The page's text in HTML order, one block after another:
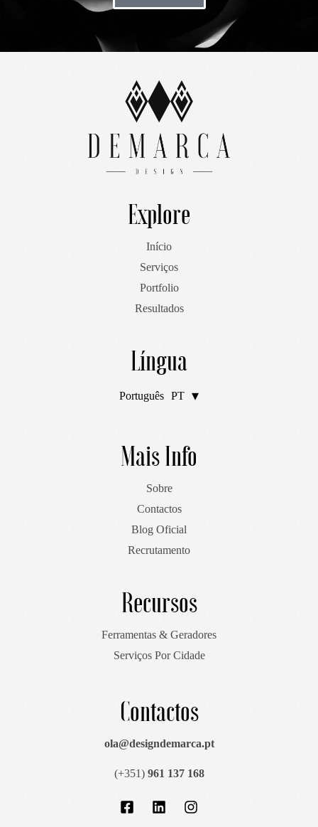
Explore
Início
Serviços
Portfolio
Resultados
Língua
Português PT
English EN
Mais Info
Sobre
Contactos
Blog Oficial
Recrutamento
Recursos
Ferramentas & Geradores
Serviços Por Cidade
Contactos
ola@designdemarca.pt
(+351) 961 137 168